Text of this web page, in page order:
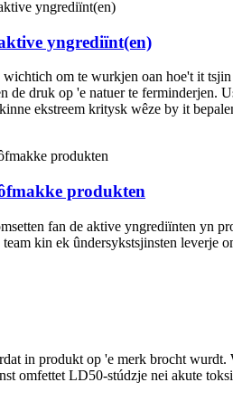
yngrediïnt(en)
om te wurkjen oan hoe't it
de druk op 'e natuer te ferminderjen.
ekstreem kritysk wêze by it
produkten
fan de aktive yngrediïnten yn
kin ek ûndersykstsjinsten leverje
in produkt op 'e merk brocht
omfettet LD50-stúdzje nei akute